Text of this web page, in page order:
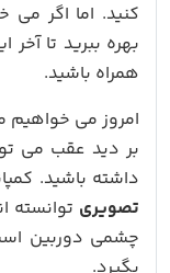
کنید. اما اگر می
بهره ببرید تا آخر
همراه باشید.
امروز می خواهیم
بر دید عقب می
داشته باشید.
تصویری
چشمی دوربین